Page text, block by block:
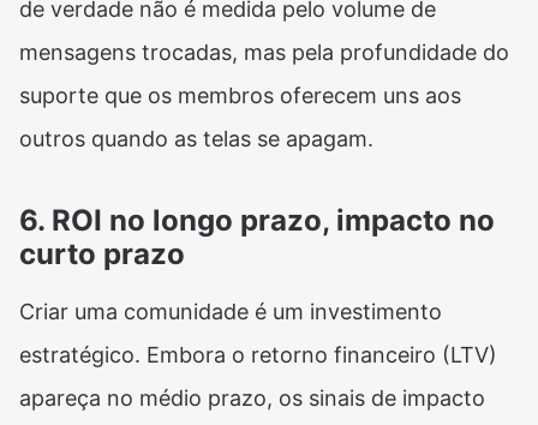
de verdade não é medida pelo volume de
mensagens trocadas, mas pela profundidade do
suporte que os membros oferecem uns aos
outros quando as telas se apagam.
6. ROI no longo prazo, impacto no
curto prazo
Criar uma comunidade é um investimento
estratégico. Embora o retorno financeiro (LTV)
apareça no médio prazo, os sinais de impacto